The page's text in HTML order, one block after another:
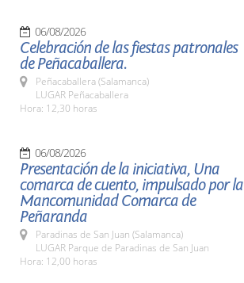
06/08/2026
Celebración de las fiestas patronales
de Peñacaballera.
Peñacaballera (Salamanca)
LUGAR Peñacaballera
Hora: 12,30 horas
06/08/2026
Presentación de la iniciativa, Una
comarca de cuento, impulsado por la
Mancomunidad Comarca de
Peñaranda
Paradinas de San Juan (Salamanca)
LUGAR Parque de Paradinas de San Juan
Hora: 12,00 horas